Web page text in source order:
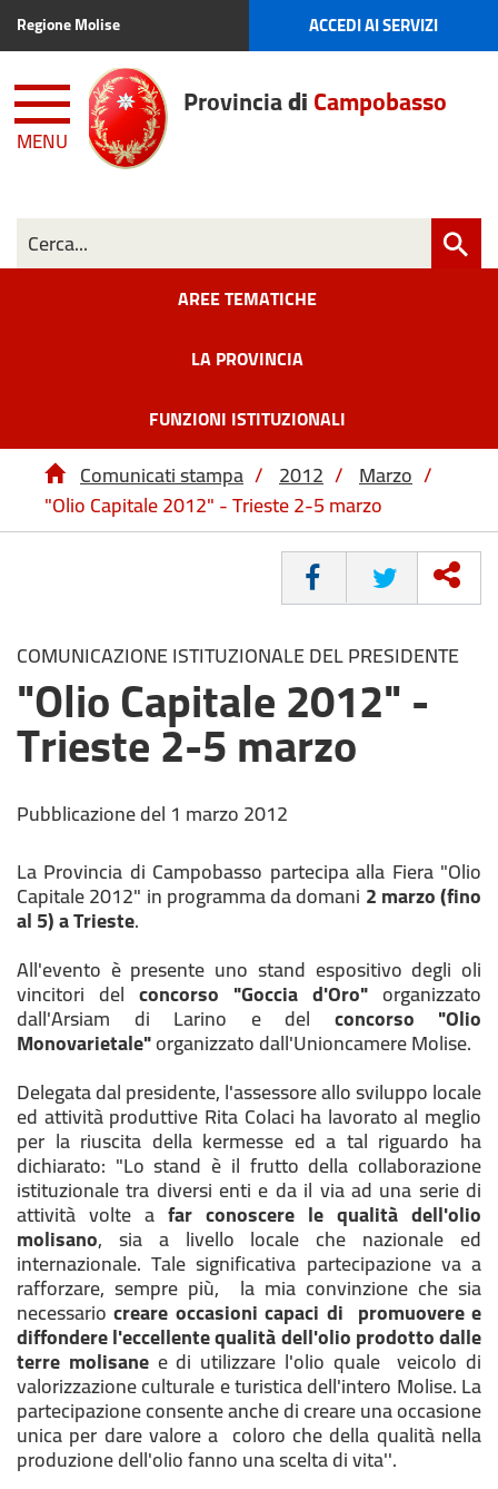
Regione Molise ACCEDI AI SERVIZI
MENU
ProvinciadiCampobasso
AREE TEMATICHE
LA PROVINCIA
FUNZIONI ISTITUZIONALI
Comunicati stampa / 2012 / Marzo /
"Olio Capitale 2012" - Trieste 2-5 marzo
CONDIVIDI
COMUNICAZIONE ISTITUZIONALE DEL PRESIDENTE
"Olio Capitale 2012" -
Trieste 2-5 marzo
Pubblicazione del 1 marzo 2012
La Provincia di Campobasso partecipa alla Fiera "Olio
Capitale 2012" in programma da domani 2 marzo (fino
al 5) a Trieste.
All'evento è presente uno stand espositivo degli oli
vincitori delconcorso "Goccia d'Oro" organizzato
dall'Arsiam di Larino e del concorso "Olio
Monovarietale"organizzato dall'Unioncamere Molise.
Delegata dal presidente, l'assessore allo sviluppo locale
ed attività produttive Rita Colaci ha lavorato al meglio
per la riuscita della kermesse ed a tal riguardo ha
dichiarato: "Lo stand è il frutto della collaborazione
istituzionale tra diversi enti e da il via ad una serie di
attività volte a far conoscere le qualità dell'olio
molisano, sia a livello locale che nazionale ed
internazionale. Tale significativa partecipazione va a
rafforzare, sempre più, la mia convinzione che sia
necessariocreare occasioni capaci di promuovere e
diffondere l'eccellente qualità dell'olio prodotto dalle
terre molisanee di utilizzare l'olio quale veicolo di
valorizzazione culturale e turistica dell'intero Molise. La
partecipazione consente anche di creare una occasione
unica per dare valore a coloro che della qualità nella
produzione dell'olio fanno una scelta di vita''.